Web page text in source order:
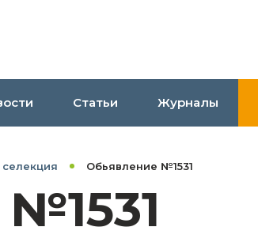
Статьи Журналы
Обьявление №1531